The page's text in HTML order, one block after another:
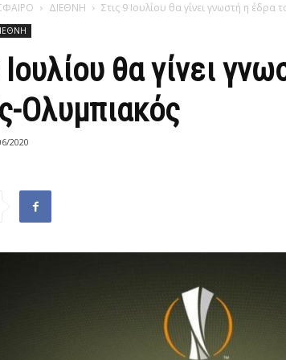
ΔΙΕΘΝΗ Στις 9 Ιουλίου θα γίνει γνωστή η
Ιουλίου θα γίνει
Ολυμπιακός
2020